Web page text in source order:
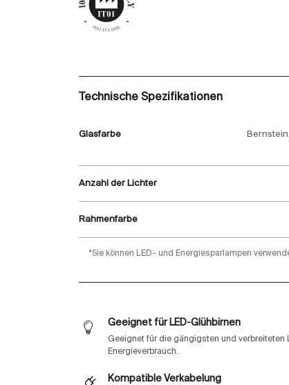
Technische Spezifikationen
Glasfarbe
Anzahl der Lichter
Rahmenfarbe
*Sie können LED- und Energiesparlampen
Geeignet für LED-Glühbirnen
Geeignet für die gängigsten und verbreiteten
Energieverbrauch.
Kompatible Verkabelung